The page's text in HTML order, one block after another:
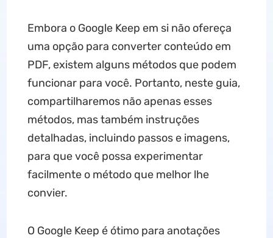
Embora o Google Keep em si não ofereça
uma opção para converter conteúdo em
PDF, existem alguns métodos que podem
funcionar para você. Portanto, neste guia,
compartilharemos não apenas esses
métodos, mas também instruções
detalhadas, incluindo passos e imagens,
para que você possa experimentar
facilmente o método que melhor lhe
convier.
O Google Keep é ótimo para anotações